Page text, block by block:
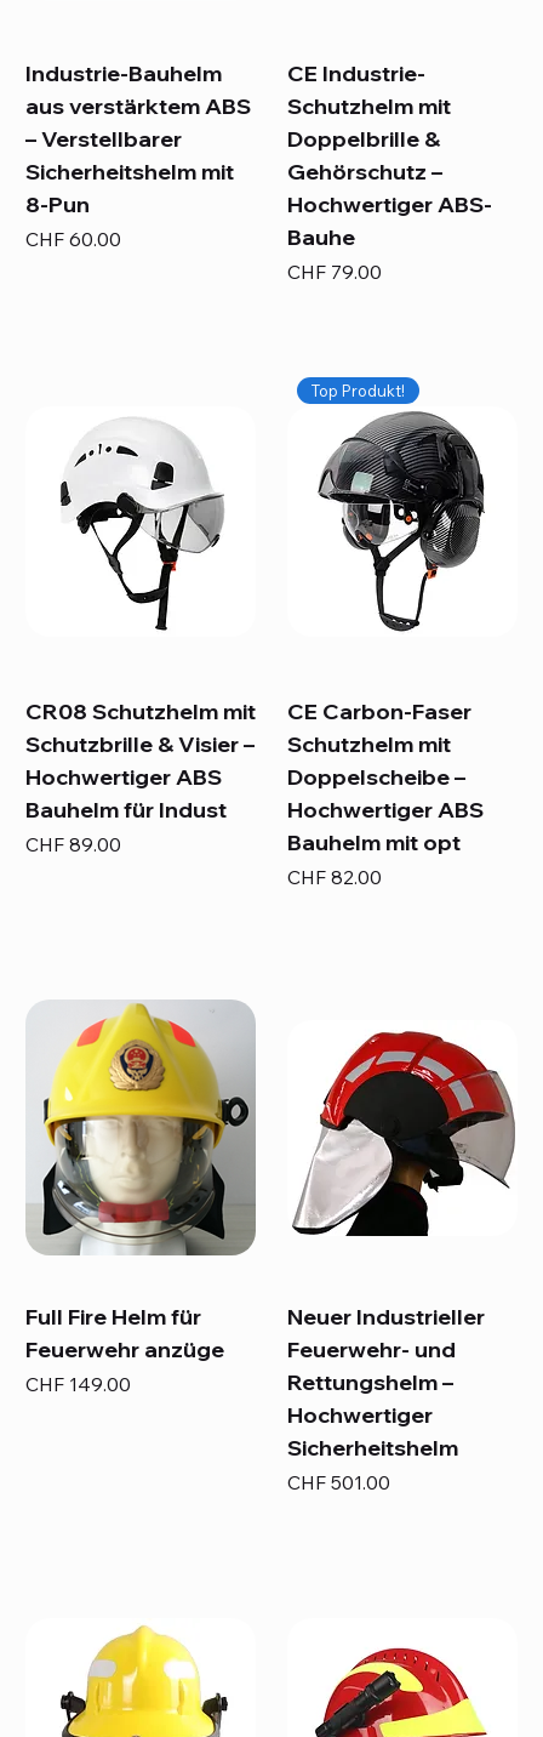
Industrie-Bauhelm
aus verstärktem ABS
– Verstellbarer
Sicherheitshelm mit
8-Pun
Preis
CHF 60.00
CE Industrie-
Schutzhelm mit
Doppelbrille &
Gehörschutz –
Hochwertiger ABS-
Bauhe
Preis
CHF 79.00
CR08 Schutzhelm mit
Schutzbrille & Visier –
Hochwertiger ABS
Bauhelm für Indust
Preis
CHF 89.00
Top Produkt!
CE Carbon-Faser
Schutzhelm mit
Doppelscheibe –
Hochwertiger ABS
Bauhelm mit opt
Preis
CHF 82.00
Full Fire Helm für
Feuerwehr anzüge
Preis
CHF 149.00
Neuer Industrieller
Feuerwehr- und
Rettungshelm –
Hochwertiger
Sicherheitshelm
Preis
CHF 501.00